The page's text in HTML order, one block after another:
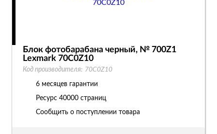
Блок фотобарабана черный, № 700Z1
Lexmark 70C0Z10
Код производителя: 70C0Z10
6 месяцев гарантии
Ресурс 40000 страниц
Сообщить о поступлении товара